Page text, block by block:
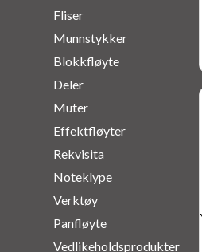
Fliser
Munnstykker
Blokkfløyte
Deler
Muter
Effektfløyter
Rekvisita
Noteklype
Verktøy
Panfløyte
Vedlikeholdsprodukter